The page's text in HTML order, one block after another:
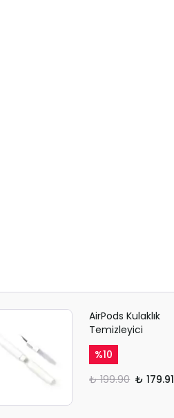
AirPods Kulaklık
Temizleyici
%10
₺ 199.90 ₺ 179.91
SAFARİ GİZLİ SEKME